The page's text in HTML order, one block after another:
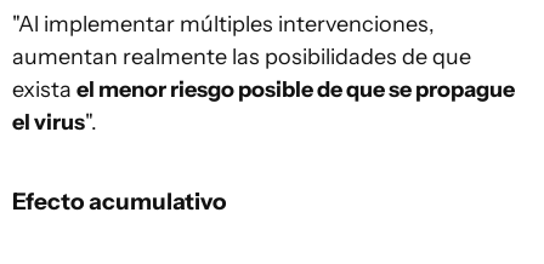
"Al implementar múltiples intervenciones,
aumentan realmente las posibilidades de que
exista el menor riesgo posible de que se propague
el virus".
Efecto acumulativo